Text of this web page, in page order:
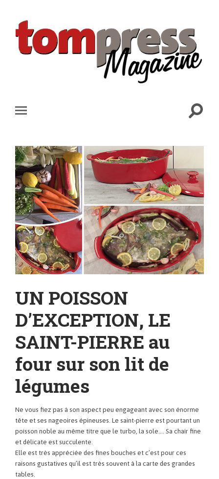
UN POISSON
D’EXCEPTION, LE
SAINT-PIERRE au
four sur son lit de
légumes
Ne vous fiez pas à son aspect peu engageant avec son énorme
tête et ses nageoires épineuses. Le saint-pierre est pourtant un
poisson noble au même titre que le turbo, la sole…. Sa chair fine
et délicate est succulente.
Elle est très appréciée des fines bouches et c’est pour ces
raisons gustatives qu’il est très souvent à la carte des grandes
tables.